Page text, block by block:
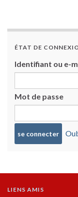
ÉTAT DE
Identifiant ou e-
Mot de passe
LIENS AMIS